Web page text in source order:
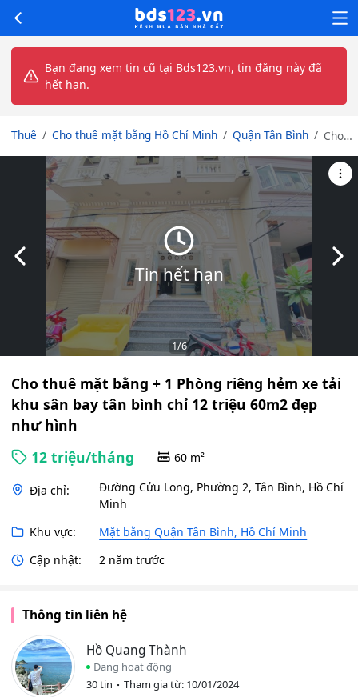
Bạn đang xem tin cũ tại Bds123.vn, tin đăng này đã
hết hạn.
Thuê Cho thuê mặt bằng Hồ Chí Minh Quận Tân Bình
Cho
mặt
bằng
hẻm
xe tải
chỉ 12
triệu
60m2
Tin hết hạn
Slide trước
1/6
Cho thuê mặt bằng + 1 Phòng riêng hẻm xe tải
khu sân bay tân bình chỉ 12 triệu 60m2 đẹp
như hình
12 triệu/tháng
60 m²
Địa chỉ:
Đường Cửu Long, Phường 2, Tân Bình, Hồ Chí
Minh
Khu vực:
Mặt bằng Quận Tân Bình, Hồ Chí Minh
Cập nhật:
2 năm trước
Thông tin liên hệ
Hồ Quang Thành
Đang hoạt động
30 tin
Tham gia từ: 10/01/2024